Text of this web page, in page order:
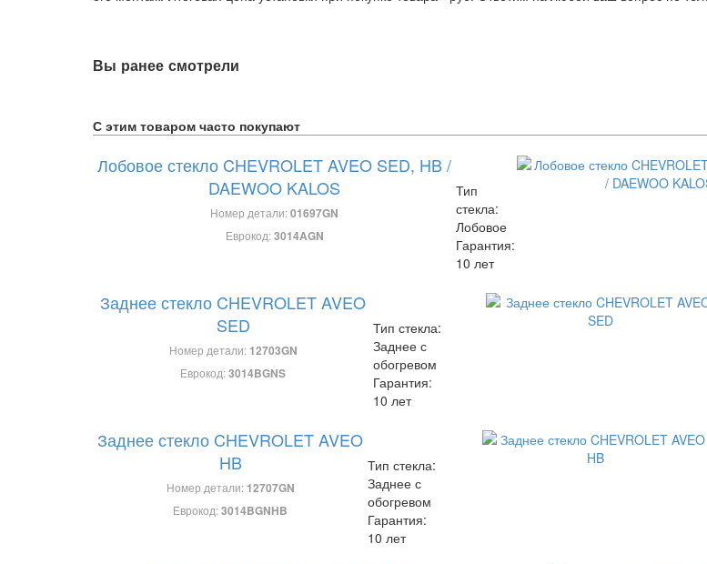
Вы ранее смотрели
С этим товаром часто покупают
Лобовое стекло CHEVROLET AVEO SED, HB /
DAEWOO KALOS
Номер детали:01697GN
Еврокод:3014AGN
Тип
стекла:
Лобовое
Гарантия:
10 лет
Заднее стекло CHEVROLET AVEO
SED
Номер детали: 12703GN
Еврокод:3014BGNS
Тип стекла:
Заднее с
обогревом
Гарантия:
10 лет
Заднее стекло CHEVROLET AVEO
HB
Номер детали: 12707GN
Еврокод:3014BGNHB
Тип стекла:
Заднее с
обогревом
Гарантия:
10 лет